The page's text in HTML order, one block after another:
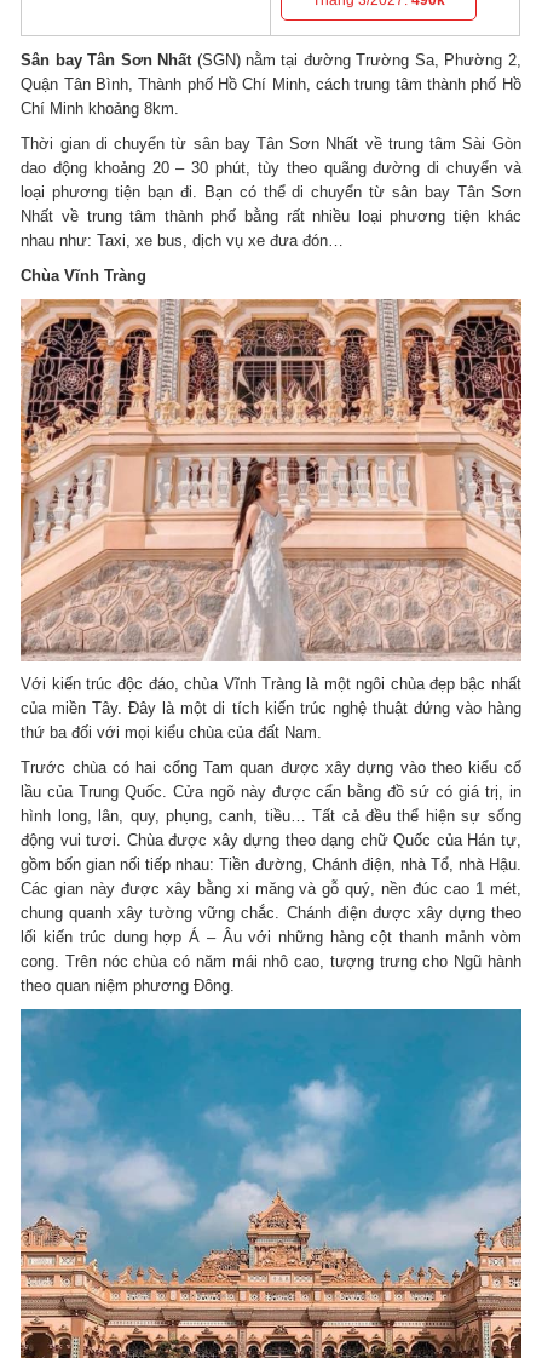
Sân bay Tân Sơn Nhất (SGN) nằm tại đường Trường Sa, Phường 2,
Quận Tân Bình, Thành phố Hồ Chí Minh, cách trung tâm thành phố Hồ
Chí Minh khoảng 8km.
Thời gian di chuyển từ sân bay Tân Sơn Nhất về trung tâm Sài Gòn
dao động khoảng 20 – 30 phút, tùy theo quãng đường di chuyển và
loại phương tiện bạn đi. Bạn có thể di chuyển từ sân bay Tân Sơn
Nhất về trung tâm thành phố bằng rất nhiều loại phương tiện khác
nhau như: Taxi, xe bus, dịch vụ xe đưa đón…
Chùa Vĩnh Tràng
Với kiến trúc độc đáo, chùa Vĩnh Tràng là một ngôi chùa đẹp bậc nhất
của miền Tây. Đây là một di tích kiến trúc nghệ thuật đứng vào hàng
thứ ba đối với mọi kiểu chùa của đất Nam.
Trước chùa có hai cổng Tam quan được xây dựng vào theo kiểu cổ
lầu của Trung Quốc. Cửa ngõ này được cẩn bằng đồ sứ có giá trị, in
hình long, lân, quy, phụng, canh, tiều… Tất cả đều thể hiện sự sống
động vui tươi. Chùa được xây dựng theo dạng chữ Quốc của Hán tự,
gồm bốn gian nối tiếp nhau: Tiền đường, Chánh điện, nhà Tổ, nhà Hậu.
Các gian này được xây bằng xi măng và gỗ quý, nền đúc cao 1 mét,
chung quanh xây tường vững chắc. Chánh điện được xây dựng theo
lối kiến trúc dung hợp Á – Âu với những hàng cột thanh mảnh vòm
cong. Trên nóc chùa có năm mái nhô cao, tượng trưng cho Ngũ hành
theo quan niệm phương Đông.